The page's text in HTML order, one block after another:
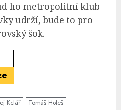
ho metropolitní klub
udrží, bude to pro
šok.
Kolář Tomáš Holeš